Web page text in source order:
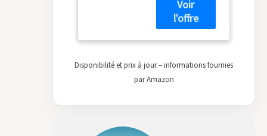
acier Complet
avec robinet et
tuyau
Disponibilité et prix à jour – informations fournies
par Amazon